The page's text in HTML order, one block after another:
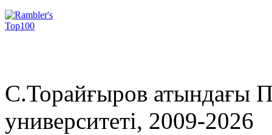
С.Торайғыров атындағы
университеті, 2009-2026